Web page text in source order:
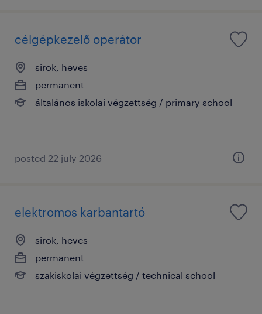
célgépkezelő operátor
sirok, heves
permanent
általános iskolai végzettség / primary school
posted 22 july 2026
elektromos karbantartó
sirok, heves
permanent
szakiskolai végzettség / technical school